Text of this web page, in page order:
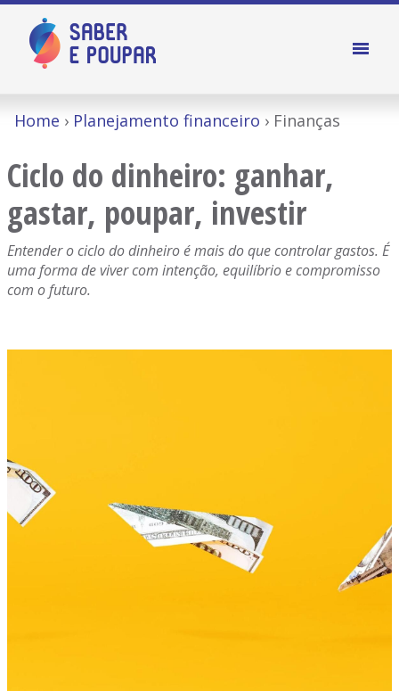
Home Planejamento financeiro Finanças
Ciclo do dinheiro: ganhar,
gastar, poupar, investir
Entender o ciclo do dinheiro é mais do que controlar gastos. É
uma forma de viver com intenção, equilíbrio e compromisso
com o futuro.